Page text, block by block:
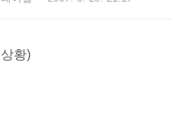
상황)